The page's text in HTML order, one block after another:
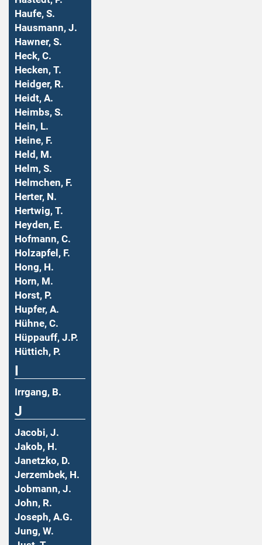
Haufe, S.
Hausmann, J.
Hawner, S.
Heck, C.
Hecken, T.
Heidger, R.
Heidt, A.
Heimbs, S.
Hein, L.
Heine, F.
Held, M.
Helm, S.
Helmchen, F.
Herter, N.
Hertwig, T.
Heyden, E.
Hofmann, C.
Holzapfel, F.
Hong, H.
Horn, M.
Horst, P.
Hupfer, A.
Hühne, C.
Hüppauff, J.P.
Hüttich, P.
Irrgang, B.
J
Jacobi, J.
Jakob, H.
Janetzko, D.
Jerzembek, H.
Jobmann, J.
John, R.
Joseph, A.G.
Jung, W.